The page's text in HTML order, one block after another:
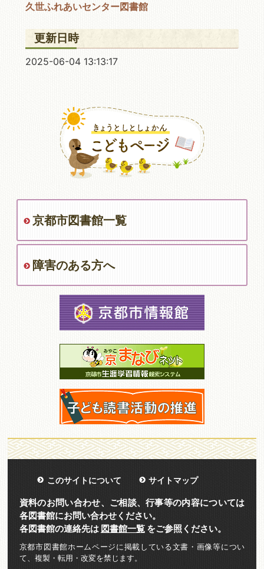
久世ふれあいセンター図書館
更新日時
2025-06-04 13:13:17
京都市図書館一覧
障害のある方へ
このサイトについて サイトマップ
資料のお問い合わせ、ご相談、行事等の内容については
各図書館にお問い合わせください。
各図書館の連絡先は 図書館一覧をご参照ください。
京都市図書館ホームページに掲載している文書・画像等につい
て、複製・転用・改変を禁じます。